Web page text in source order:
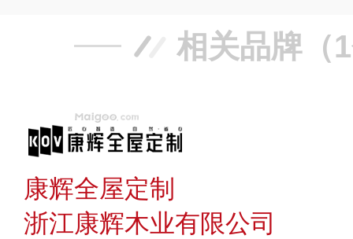
相关品牌（
康辉全屋定制
浙江康辉木业有限公司